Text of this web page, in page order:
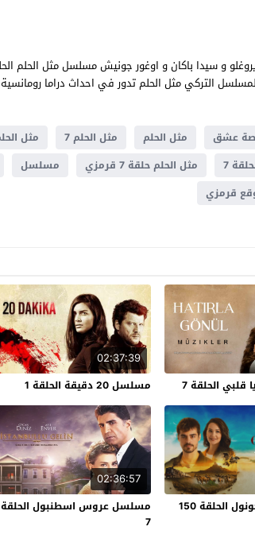
عشق مثل الحلم مثل الحلم 7
مثل الحلم 7
7 مثل الحلم حلقة 7 قرمزي مسلسل
قرمزي
الحلقة 7
02:37:39
مسلسل 20 دقيقة الحلقة 1
الحلقة 150
02:36:57
مسلسل عروس اسطنبول الحلقة
7